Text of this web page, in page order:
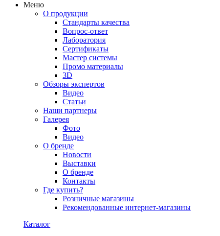
Меню
О продукции
Стандарты качества
Вопрос-ответ
Лаборатория
Сертификаты
Мастер системы
Промо материалы
3D
Обзоры экспертов
Видео
Статьи
Наши партнеры
Галерея
Фото
Видео
О бренде
Новости
Выставки
О бренде
Контакты
Где купить?
Розничные магазины
Рекомендованные интернет-магазины
Каталог